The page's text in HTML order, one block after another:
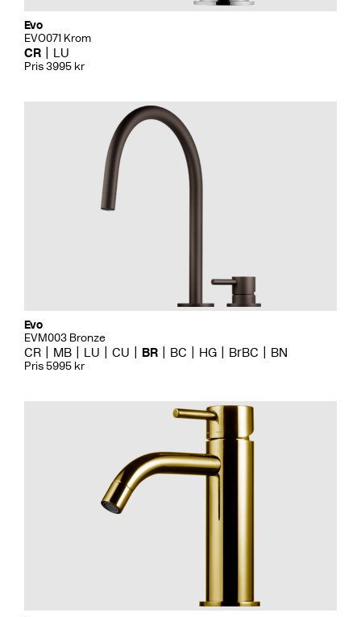
Evo
EVO071 Krom
CR LU
Pris 3995 kr
Evo
EVM003 Bronze
CR MB LU CU BR BC HG BrBC BN
Pris 5995 kr